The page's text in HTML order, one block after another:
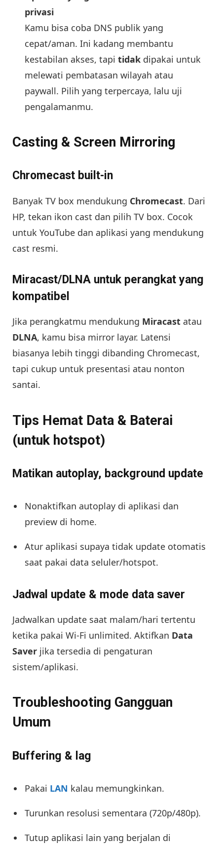
privasi
Kamu bisa coba DNS publik yang
cepat/aman. Ini kadang membantu
kestabilan akses, tapi tidak dipakai untuk
melewati pembatasan wilayah atau
paywall. Pilih yang terpercaya, lalu uji
pengalamanmu.
Casting & Screen Mirroring
Chromecast built-in
Banyak TV box mendukung Chromecast. Dari
HP, tekan ikon cast dan pilih TV box. Cocok
untuk YouTube dan aplikasi yang mendukung
cast resmi.
Miracast/DLNA untuk perangkat yang
kompatibel
Jika perangkatmu mendukung Miracast atau
DLNA, kamu bisa mirror layar. Latensi
biasanya lebih tinggi dibanding Chromecast,
tapi cukup untuk presentasi atau nonton
santai.
Tips Hemat Data & Baterai
(untuk hotspot)
Matikan autoplay, background update
Nonaktifkan autoplay di aplikasi dan
preview di home.
Atur aplikasi supaya tidak update otomatis
saat pakai data seluler/hotspot.
Jadwal update & mode data saver
Jadwalkan update saat malam/hari tertentu
ketika pakai Wi-Fi unlimited. Aktifkan Data
Saver jika tersedia di pengaturan
sistem/aplikasi.
Troubleshooting Gangguan
Umum
Buffering & lag
Pakai LAN kalau memungkinkan.
Turunkan resolusi sementara (720p/480p).
Tutup aplikasi lain yang berjalan di